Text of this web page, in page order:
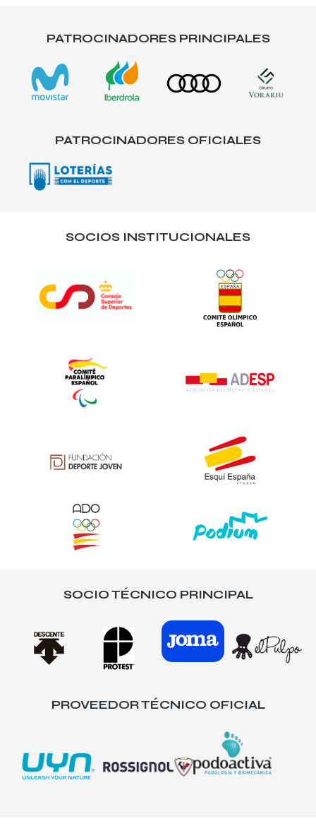
PATROCINADORES PRINCIPALES
PATROCINADORES OFICIALES
SOCIOS INSTITUCIONALES
SOCIO TÉCNICO PRINCIPAL
PROVEEDOR TÉCNICO OFICIAL